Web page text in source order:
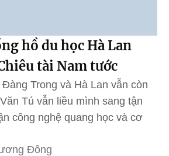
hồ du học Hà Lan
tài Nam tước
Trong và Hà Lan vẫn còn
Tú vẫn liều mình sang tận
công nghệ quang học và cơ
Đông